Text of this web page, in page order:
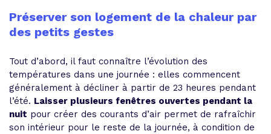
Préserver son logement de la chaleur par
des petits gestes
Tout d’abord, il faut connaître l’évolution des
températures dans une journée : elles commencent
généralement à décliner à partir de 23 heures pendant
l’été. Laisser plusieurs fenêtres ouvertes pendant la
nuit pour créer des courants d’air permet de rafraîchir
son intérieur pour le reste de la journée, à condition de